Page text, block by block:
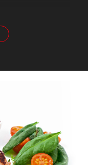
что в
продукта
отлично